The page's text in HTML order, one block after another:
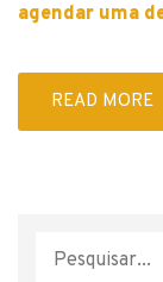
agendar uma
READ MORE